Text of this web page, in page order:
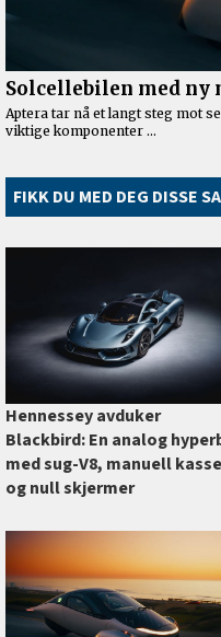
FIKK DU MED DEG DISSE
Hennessey avduker
Blackbird: En analog
med sug-V8, manuell kasse
og null skjermer